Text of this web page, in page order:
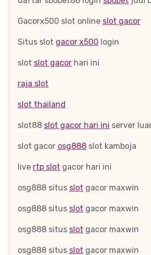
Gacorx500 slot online slot gacor
Situs slot gacor x500 login
slot slot gacor hari ini
raja slot
slot thailand
slot88 slot gacor hari ini server
slot gacor osg888 slot kamboja
live rtp slot gacor hari ini
osg888 situs slot gacor maxwin
osg888 situs slot gacor maxwin
osg888 situs slot gacor maxwin
osg888 situs slot gacor maxwin